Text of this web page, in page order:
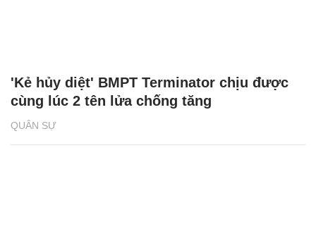
QUÂN SỰ
'Kẻ hủy diệt' BMPT Terminator chịu được
cùng lúc 2 tên lửa chống tăng